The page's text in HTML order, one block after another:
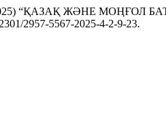
Г. (2025) “ҚАЗАҚ ЖӘНЕ
2957-5567-2025-4-2-9-23.